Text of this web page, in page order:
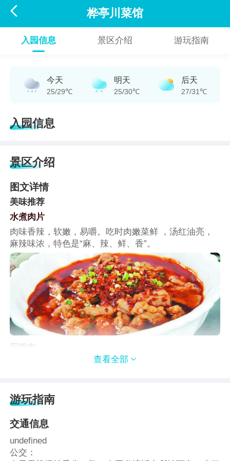
 桦亭川菜馆
入园信息 景区介绍 游玩指南
今天
25/29℃
明天
25/30℃
后天
27/31℃
入园信息
景区介绍
图文详情
美味推荐
水煮肉片
肉味香辣，软嫩，易嚼。吃时肉嫩菜鲜 ，汤红油亮，
麻辣味浓，特色是“麻、辣、鲜、香”。
回锅肉
回锅肉一直被认为是川菜之首，川菜之化身，提到川菜
查看全部 
游玩指南
交通信息
undefined
公交：